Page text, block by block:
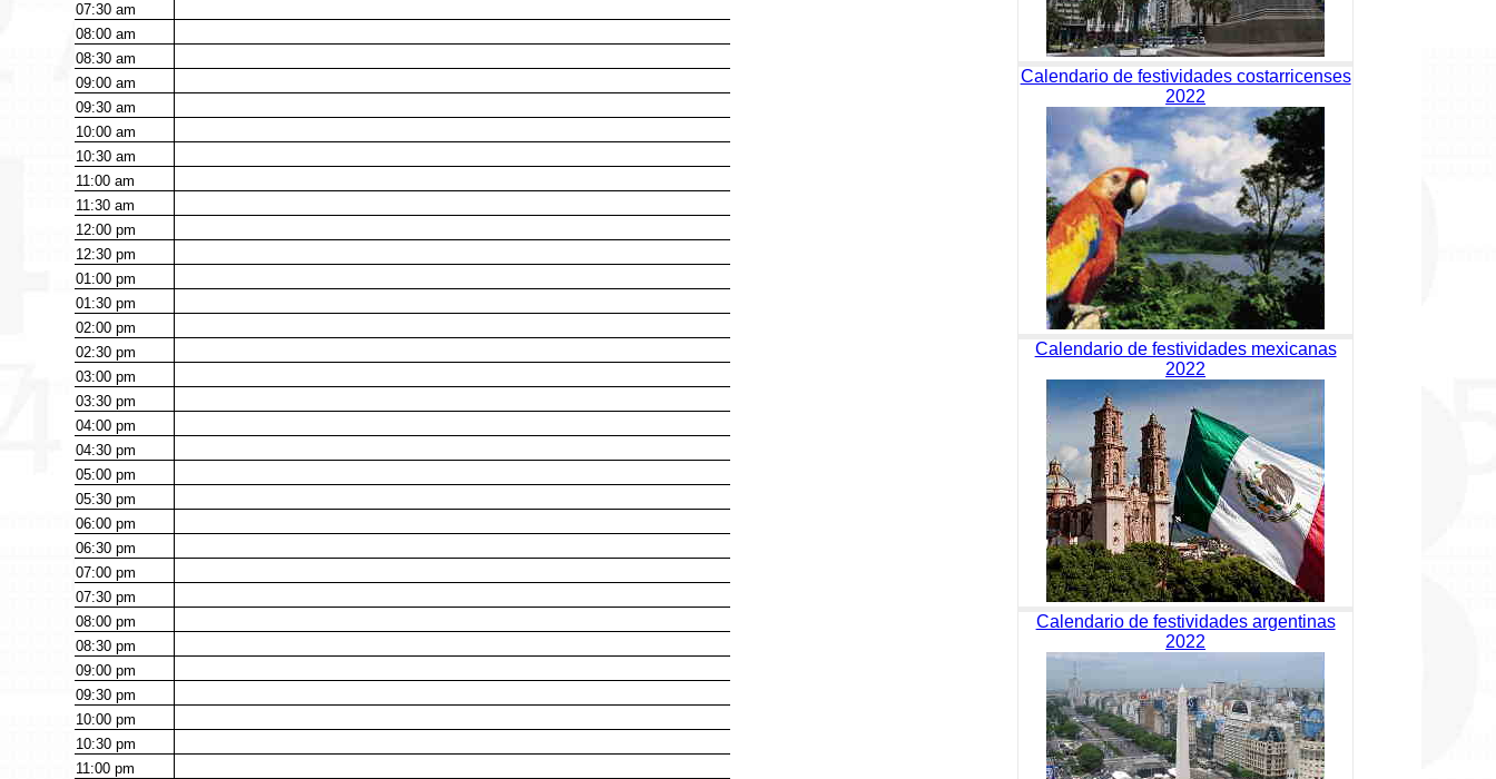
07:30am
08:00am
08:30am
09:00am
09:30am
10:00am
10:30am
11:00am
11:30am
12:00pm
12:30pm
01:00pm
01:30pm
02:00pm
02:30pm
03:00pm
03:30pm
04:00pm
04:30pm
05:00pm
05:30pm
06:00pm
06:30pm
07:00pm
07:30pm
08:00pm
08:30pm
09:00pm
09:30pm
10:00pm
10:30pm
11:00pm
Calendario de festividades costarricenses
2022
Calendario de festividades mexicanas
2022
Calendario de festividades argentinas
2022